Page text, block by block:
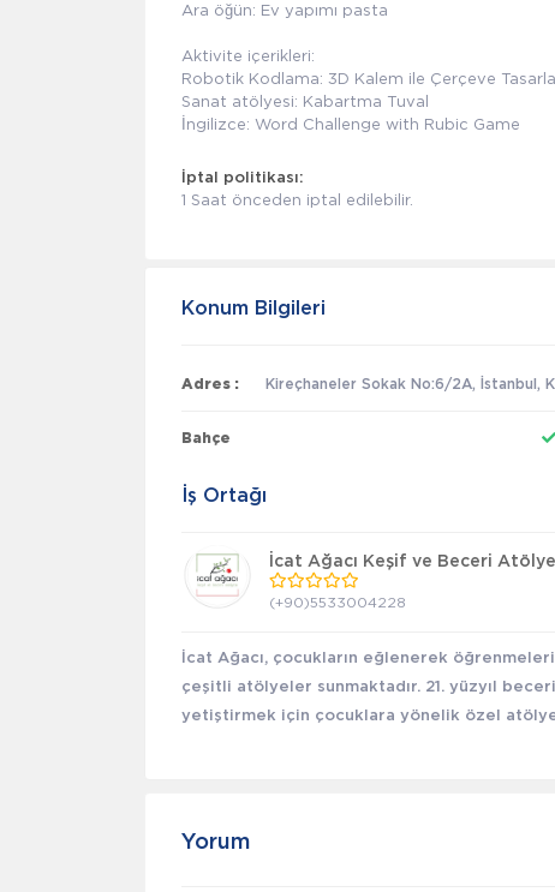
Ara öğün: Ev yapımı pasta
Aktivite içerikleri:
Robotik Kodlama: 3D Kalem ile Çerçeve
Sanat atölyesi: Kabartma Tuval
İngilizce: Word Challenge with Rubic Game
İptal politikası:
1 Saat önceden iptal edilebilir.
Konum Bilgileri
Adres : Kireçhaneler Sokak No:6/2A, İstanbul,
Bahçe
İş Ortağı
İcat Ağacı Keşif ve Beceri
(+90)5533004228
İcat Ağacı, çocukların eğlenerek
çeşitli atölyeler sunmaktadır. 21. yüzyıl
yetiştirmek için çocuklara yönelik özel atölye
Yorum